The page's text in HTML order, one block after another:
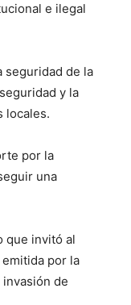
e ilegal
seguridad de la
y la
locales.
por la
una
que invitó al
por la
de